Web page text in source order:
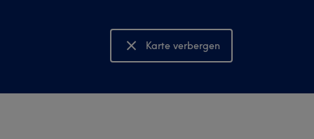
Karte verbergen
Karte anzeigen